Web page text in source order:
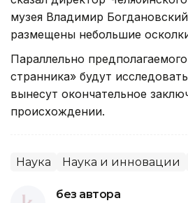
музея Владимир
размещены небольшие
Параллельно
странника» будут
вынесут окончательное
происхождении.
Наука Наука и инновации
без автора